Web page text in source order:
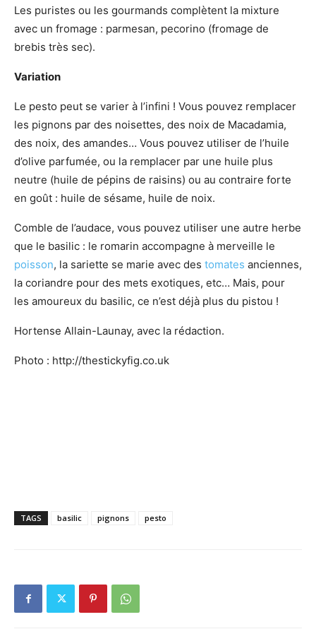
Les puristes ou les gourmands complètent la mixture
avec un fromage : parmesan, pecorino (fromage de
brebis très sec).
Variation
Le pesto peut se varier à l’infini ! Vous pouvez remplacer
les pignons par des noisettes, des noix de Macadamia,
des noix, des amandes… Vous pouvez utiliser de l’huile
d’olive parfumée, ou la remplacer par une huile plus
neutre (huile de pépins de raisins) ou au contraire forte
en goût : huile de sésame, huile de noix.
Comble de l’audace, vous pouvez utiliser une autre herbe
que le basilic : le romarin accompagne à merveille le
poisson, la sariette se marie avec des tomates anciennes,
la coriandre pour des mets exotiques, etc… Mais, pour
les amoureux du basilic, ce n’est déjà plus du pistou !
Hortense Allain-Launay, avec la rédaction.
Photo : http://thestickyfig.co.uk
TAGS basilic pignons pesto